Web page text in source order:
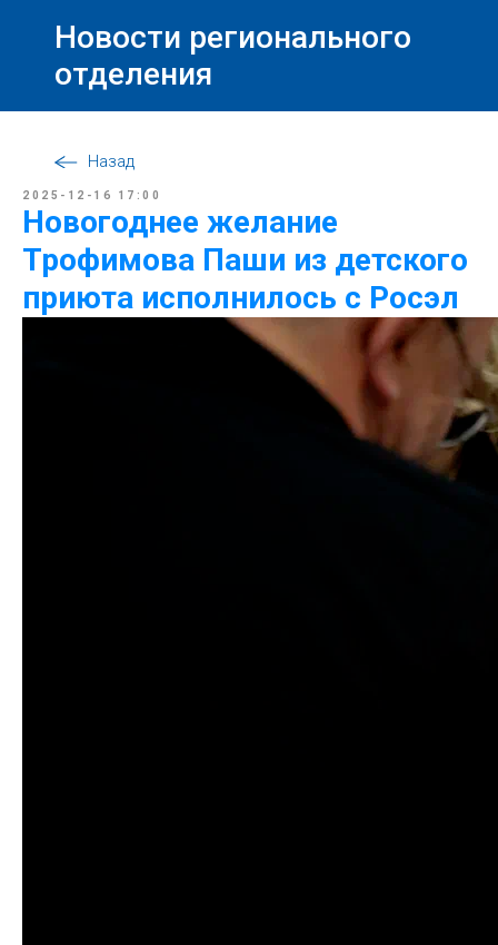
Новости регионального
отделения
Назад
2025-12-16 17:00
Новогоднее желание
Трофимова Паши из детского
приюта исполнилось с Росэл